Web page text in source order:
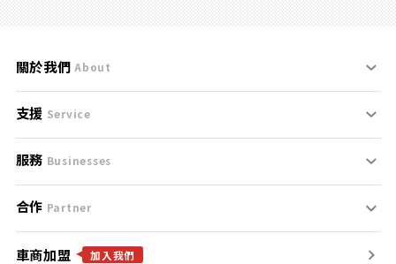
關於我們 About
刊登規範
服務條款
免責聲明
隱私權政策
支援 Service
支援中心
聯絡我們
服務 Businesses
什麼是Goo鑑定？
找好車
合作 Partner
合作夥伴
車商加盟 加入我們